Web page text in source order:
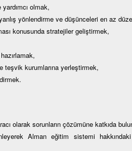
olmak,
yönlendirme ve düşünceleri en az
konusunda stratejiler geliştirmek,
teşvik kurumlarına yerleştirmek,
olarak sorunların çözümüne katkıda
Alman eğitim sistemi